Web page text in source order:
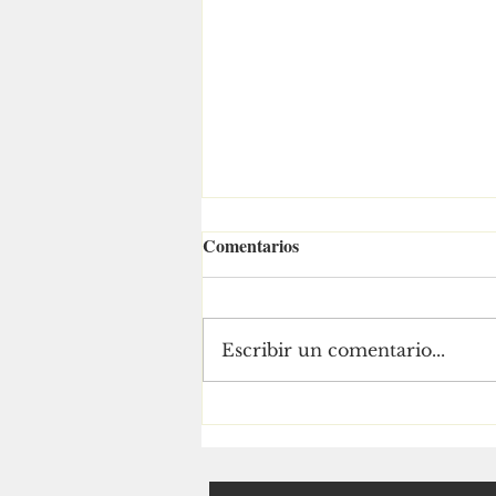
EL SIMULACRO DE LAS
Comentarios
Escribir un comentario...